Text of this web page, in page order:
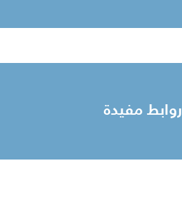
روابط مفيدة